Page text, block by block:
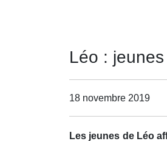
Léo :
18 novembre 2019
Les jeunes de Léo